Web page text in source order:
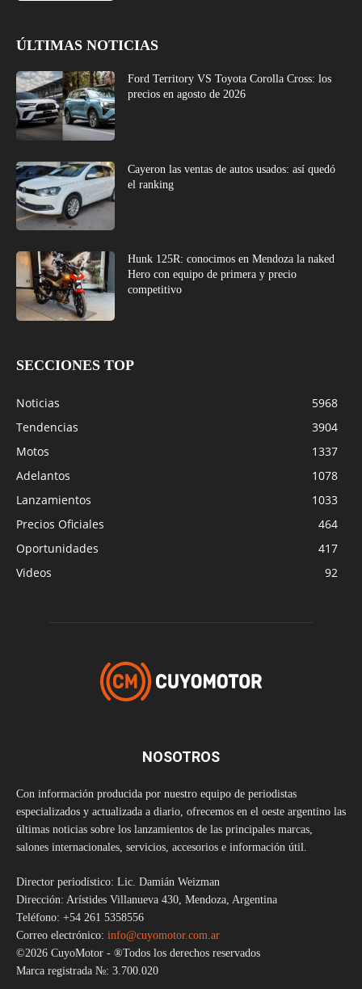
ÚLTIMAS NOTICIAS
Ford Territory VS Toyota Corolla Cross: los
precios en agosto de 2026
Cayeron las ventas de autos usados: así quedó
el ranking
Hunk 125R: conocimos en Mendoza la naked
Hero con equipo de primera y precio
competitivo
SECCIONES TOP
Noticias
5968
Tendencias
3904
Motos
1337
Adelantos
1078
Lanzamientos
1033
Precios Oficiales
464
Oportunidades
417
Videos
92
NOSOTROS
Con información producida por nuestro equipo de periodistas
especializados y actualizada a diario, ofrecemos en el oeste argentino las
últimas noticias sobre los lanzamientos de las principales marcas,
salones internacionales, servicios, accesorios e información útil.
Director periodístico: Lic. Damián Weizman
Dirección: Arístides Villanueva 430, Mendoza, Argentina
Teléfono: +54 261 5358556
Correo electrónico: info@cuyomotor.com.ar
©2026 CuyoMotor - ®Todos los derechos reservados
Marca registrada №: 3.700.020